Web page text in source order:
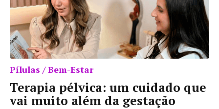
Pílulas / Bem-Estar
Terapia pélvica: um cuidado que
vai muito além da gestação